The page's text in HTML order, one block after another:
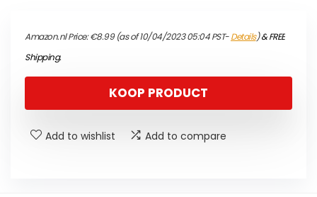
Amazon.nl Price:€8.99(as of 10/04/2023 05:04 PST-Details)&FREE
Shipping.
KOOP PRODUCT
Add to wishlist Add to compare